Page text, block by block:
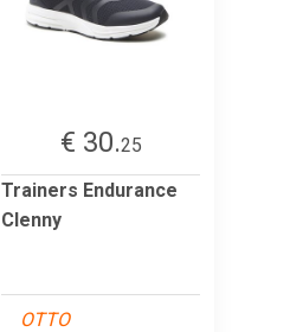
€ 30.25
Trainers Endurance
Clenny
OTTO